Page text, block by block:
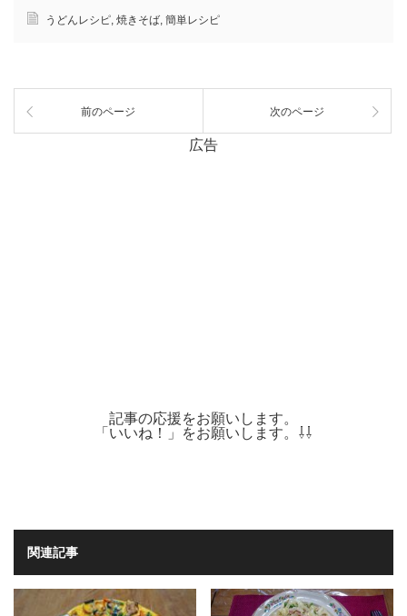
うどんレシピ, 焼きそば, 簡単レシピ
前のページ 次のページ
広告
記事の応援をお願いします。
「いいね！」をお願いします。⇩⇩
関連記事